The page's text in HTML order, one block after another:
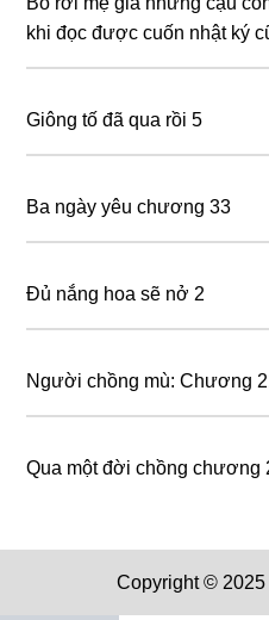
khi đọc được cuốn nhật ký
Giông tố đã qua rồi 5
Ba ngày yêu chương 33
Đủ nắng hoa sẽ nở 2
Người chồng mù: Chương
Qua một đời chồng chương
Copyright © 2025